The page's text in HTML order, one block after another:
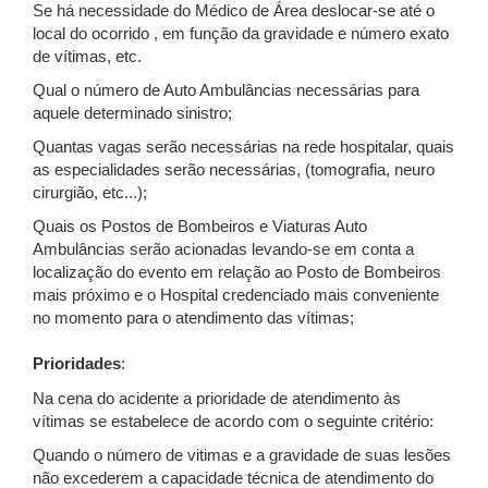
Se há necessidade do Médico de Área deslocar-se até o
local do ocorrido , em função da gravidade e número exato
de vítimas, etc.
Qual o número de Auto Ambulâncias necessárias para
aquele determinado sinistro;
Quantas vagas serão necessárias na rede hospitalar, quais
as especialidades serão necessárias, (tomografia, neuro
cirurgião, etc...);
Quais os Postos de Bombeiros e Viaturas Auto
Ambulâncias serão acionadas levando-se em conta a
localização do evento em relação ao Posto de Bombeiros
mais próximo e o Hospital credenciado mais conveniente
no momento para o atendimento das vítimas;
Prioridades:
Na cena do acidente a prioridade de atendimento às
vítimas se estabelece de acordo com o seguinte critério:
Quando o número de vitimas e a gravidade de suas lesões
não excederem a capacidade técnica de atendimento do